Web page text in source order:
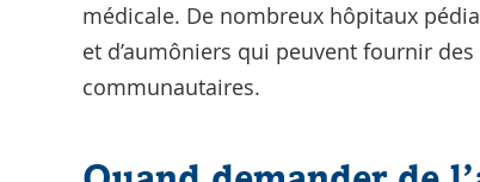
médicale. De nombreux hôpitaux
et d’aumôniers qui peuvent fournir
communautaires.